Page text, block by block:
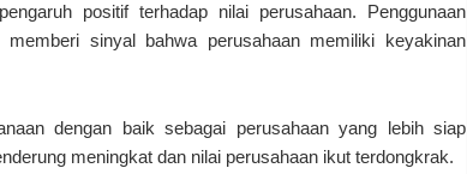
positif terhadap nilai perusahaan. Penggunaan
sinyal bahwa perusahaan memiliki keyakinan
dengan baik sebagai perusahaan yang lebih siap
meningkat dan nilai perusahaan ikut terdongkrak.